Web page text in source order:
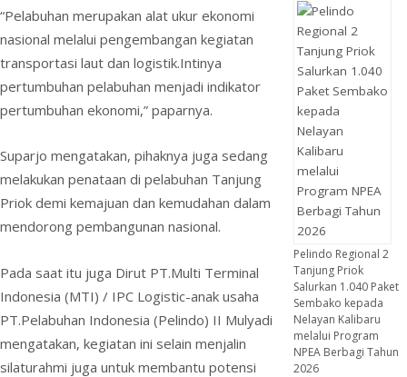
“Pelabuhan merupakan alat ukur ekonomi
nasional melalui pengembangan kegiatan
transportasi laut dan logistik.Intinya
pertumbuhan pelabuhan menjadi indikator
pertumbuhan ekonomi,” paparnya.
Suparjo mengatakan, pihaknya juga sedang
melakukan penataan di pelabuhan Tanjung
Priok demi kemajuan dan kemudahan dalam
mendorong pembangunan nasional.
Pada saat itu juga Dirut PT.Multi Terminal
Indonesia (MTI) / IPC Logistic-anak usaha
PT.Pelabuhan Indonesia (Pelindo) II Mulyadi
mengatakan, kegiatan ini selain menjalin
silaturahmi juga untuk membantu potensi
Pelindo Regional 2
Tanjung Priok
Salurkan 1.040 Paket
Sembako kepada
Nelayan Kalibaru
melalui Program
NPEA Berbagi Tahun
2026